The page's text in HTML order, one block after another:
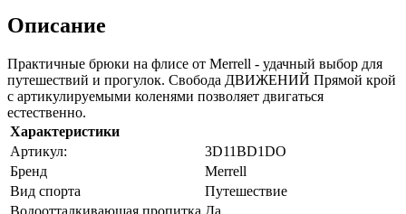
Описание
Практичные брюки на флисе от Merrell - удачный выбор для
путешествий и прогулок. Свобода ДВИЖЕНИЙ Прямой крой
с артикулируемыми коленями позволяет двигаться
естественно.
Характеристики
Артикул:
3D11BD1DО
Бренд
Merrell
Вид спорта
Путешествие
Водоотталкивающая пропитка Да